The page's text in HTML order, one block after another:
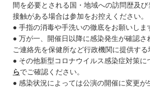
間を必要とされる国・地域への訪問歴及
接触がある場合は参加をお控えください。
● 手指の消毒や手洗いの徹底をお願いしま
● 万が一、開催日以降に感染発生が確認さ
ご連絡先を保健所など行政機関に提供する
● その他新型コロナウイルス感染症対策に
らでご確認ください。
● 感染状況によっては公演の開催に変更が